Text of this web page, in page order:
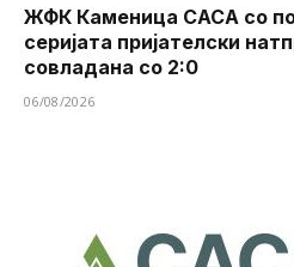
ЖФК Каменица САСА со
серијата пријателски
совладана со 2:0
06/08/2026